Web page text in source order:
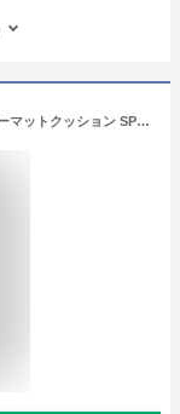
【送料無料】ByUR セラムフィット フルカバーマットクッション SPF40/PA++ /カバー力/ 韓国コスメ / なめらか密着 / 崩れにくいマット肌に / ツヤ調整ベース (30日以内に国際発送、40日以内にお届け予定)